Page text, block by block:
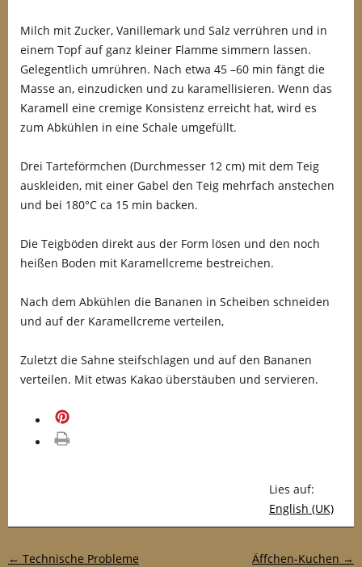
Milch mit Zucker, Vanillemark und Salz verrühren und in
einem Topf auf ganz kleiner Flamme simmern lassen.
Gelegentlich umrühren. Nach etwa 45 –60 min fängt die
Masse an, einzudicken und zu karamellisieren. Wenn das
Karamell eine cremige Konsistenz erreicht hat, wird es
zum Abkühlen in eine Schale umgefüllt.
Drei Tarteförmchen (Durchmesser 12 cm) mit dem Teig
auskleiden, mit einer Gabel den Teig mehrfach anstechen
und bei 180°C ca 15 min backen.
Die Teigböden direkt aus der Form lösen und den noch
heißen Boden mit Karamellcreme bestreichen.
Nach dem Abkühlen die Bananen in Scheiben schneiden
und auf der Karamellcreme verteilen,
Zuletzt die Sahne steifschlagen und auf den Bananen
verteilen. Mit etwas Kakao überstäuben und servieren.
Lies auf:
English (UK)
Post-Navigation
← Technische Probleme Äffchen-Kuchen →